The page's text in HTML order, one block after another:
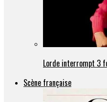
Lorde interrompt 3
Scène française